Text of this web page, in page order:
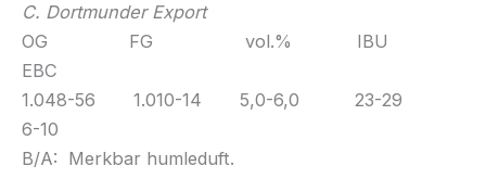
C. Dortmunder Export
OG FG vol.% IBU
EBC
1.048-56 1.010-14 5,0-6,0 23-29
6-10
B/A: Merkbar humleduft.